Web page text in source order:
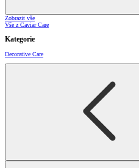
Zobrazit vše
Vše z Caviar Care
Kategorie
Decorative Care